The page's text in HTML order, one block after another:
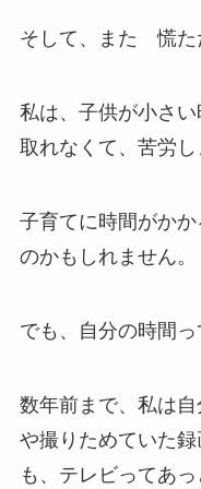
そして、また 慌た
私は、子供が小さ
取れなくて、苦労し
子育てに時間がか
のかもしれません。
でも、自分の時間っ
数年前まで、私は
や撮りためていた
も、テレビってあ